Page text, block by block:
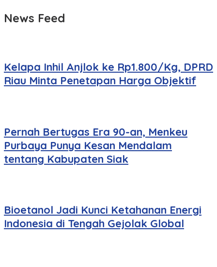
News Feed
Kelapa Inhil Anjlok ke Rp1.800/Kg, DPRD
Riau Minta Penetapan Harga Objektif
Pernah Bertugas Era 90-an, Menkeu
Purbaya Punya Kesan Mendalam
tentang Kabupaten Siak
Bioetanol Jadi Kunci Ketahanan Energi
Indonesia di Tengah Gejolak Global